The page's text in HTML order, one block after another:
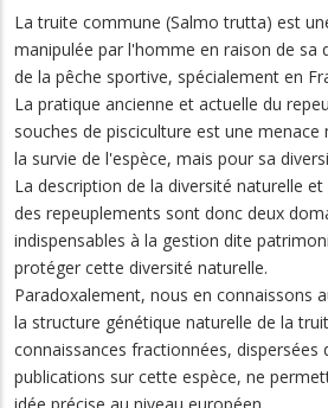
La truite commune (Salmo trutta) est
manipulée par l'homme en raison de sa
de la pêche sportive, spécialement en
La pratique ancienne et actuelle du
souches de pisciculture est une
la survie de l'espèce, mais pour sa
La description de la diversité naturelle
des repeuplements sont donc deux
indispensables à la gestion dite
protéger cette diversité naturelle.
Paradoxalement, nous en connaissons
la structure génétique naturelle de la
connaissances fractionnées, dispersées
publications sur cette espèce, ne